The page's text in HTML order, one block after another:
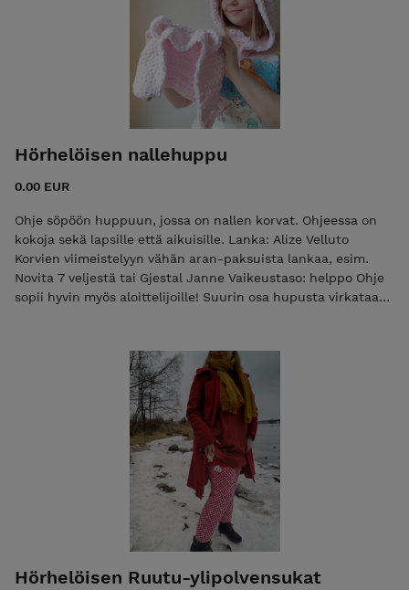
Hörhelöisen nallehuppu
0.00 EUR
Ohje söpöön huppuun, jossa on nallen korvat. Ohjeessa on
kokoja sekä lapsille että aikuisille. Lanka: Alize Velluto
Korvien viimeistelyyn vähän aran-paksuista lankaa, esim.
Novita 7 veljestä tai Gjestal Janne Vaikeustaso: helppo Ohje
sopii hyvin myös aloittelijoille! Suurin osa hupusta virkataan
Hörhelöisen Ruutu-ylipolvensukat